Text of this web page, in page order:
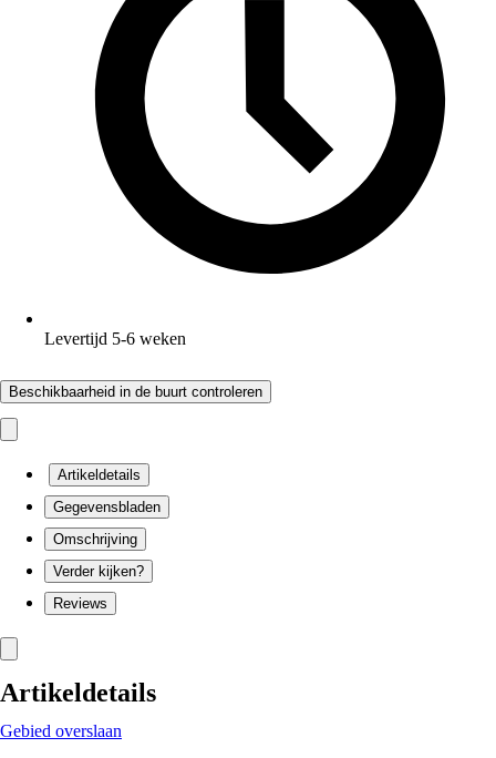
Levertijd 5-6 weken
Beschikbaarheid in de buurt controleren
Artikeldetails
Gegevensbladen
Omschrijving
Verder kijken?
Reviews
Artikeldetails
Gebied overslaan